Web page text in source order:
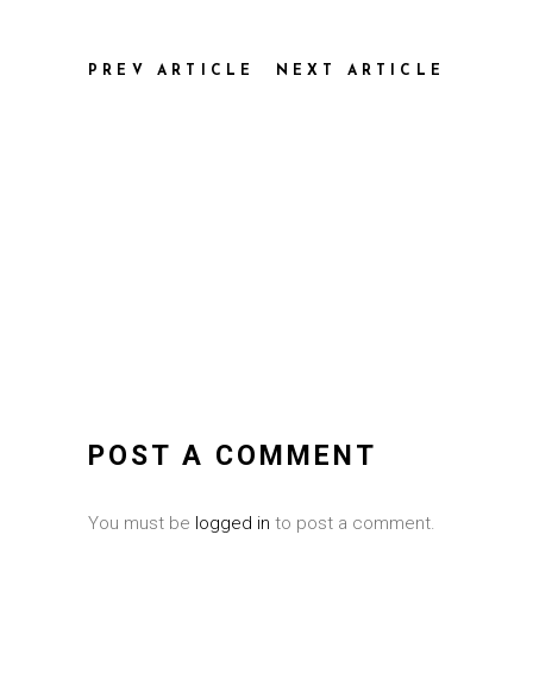
PREV ARTICLE NEXT ARTICLE
POST A COMMENT
You must be logged in to post a comment.